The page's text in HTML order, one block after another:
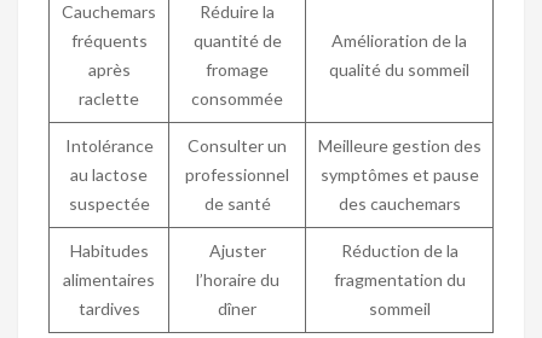
Cauchemars
fréquents
après
raclette
Réduire la
quantité de
fromage
consommée
Amélioration de la
qualité du sommeil
Intolérance
au lactose
suspectée
Consulter un
professionnel
de santé
Meilleure gestion des
symptômes et pause
des cauchemars
Habitudes
alimentaires
tardives
Ajuster
l’horaire du
dîner
Réduction de la
fragmentation du
sommeil